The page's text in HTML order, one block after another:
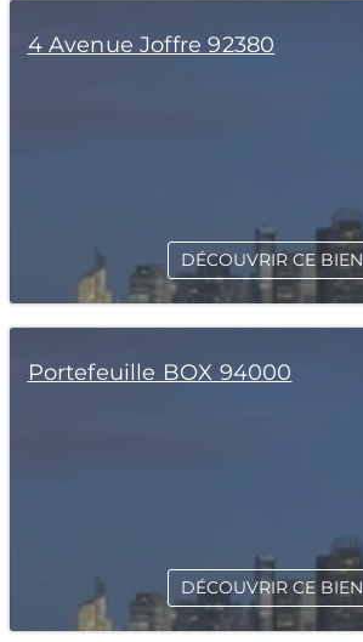
4 Avenue Joffre 92380
DÉCOUVRIR CE BIEN
Portefeuille BOX 94000
DÉCOUVRIR CE BIEN